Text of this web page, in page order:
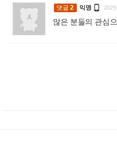
댓글 2 익명 
많은 분들의 관심